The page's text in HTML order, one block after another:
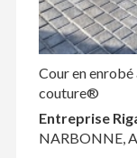
Cour en enrobé
couture®
Entreprise
NARBONNE,